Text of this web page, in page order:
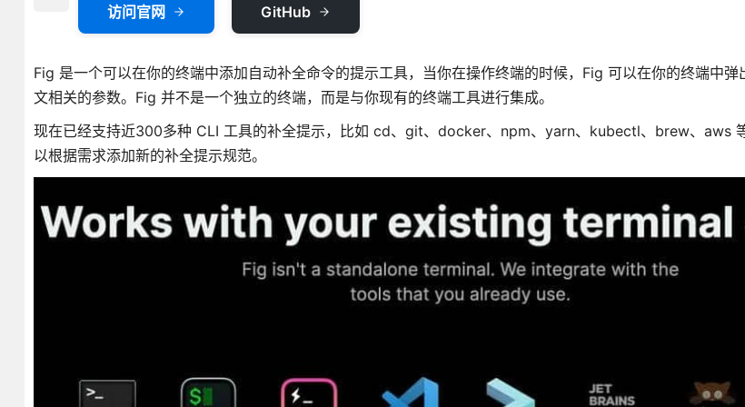
访问官网 GitHub
Fig 是一个可以在你的终端中添加自动补全命令的提示工具，当你在操作终端的时候，Fig 可以在你的终端中弹
文相关的参数。Fig 并不是一个独立的终端，而是与你现有的终端工具进行集成。
现在已经支持近300多种 CLI 工具的补全提示，比如 cd、git、docker、npm、yarn、kubectl、brew、aws
以根据需求添加新的补全提示规范。